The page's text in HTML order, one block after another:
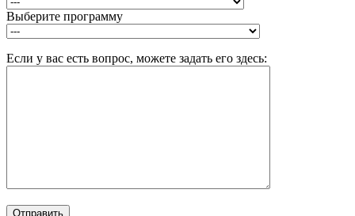
Выберите программу
Если у вас есть вопрос, можете задать его здесь: